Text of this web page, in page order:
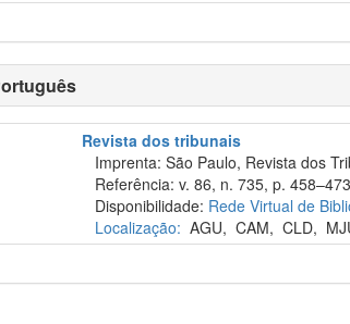
Revista dos tribunais
Imprenta: São Paulo, Revista dos
Referência: v. 86, n. 735, p.
Disponibilidade: Rede Virtual de
Localização: AGU,CAM,CLD,